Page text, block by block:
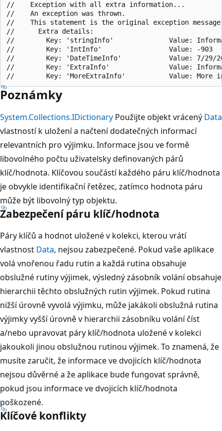
//    Exception with all extra information...
//    An exception was thrown.
//    This statement is the original exception
//      Extra details:
//        Key: 'stringInfo'              Value:
//        Key: 'IntInfo'                 Value: -903
//        Key: 'DateTimeInfo'            Value: 7/29/
//        Key: 'ExtraInfo'               Value:
Poznámky
System.Collections.IDictionary Použijte objekt vrácený Data
vlastností k uložení a načtení dodatečných informací
relevantních pro výjimku. Informace jsou ve formě
libovolného počtu uživatelsky definovaných párů
klíč/hodnota. Klíčovou součástí každého páru klíč/hodnota
je obvykle identifikační řetězec, zatímco hodnota páru
může být libovolný typ objektu.
Zabezpečení páru klíč/hodnota
Páry klíčů a hodnot uložené v kolekci, kterou vrátí
vlastnost Data, nejsou zabezpečené. Pokud vaše aplikace
volá vnořenou řadu rutin a každá rutina obsahuje
obslužné rutiny výjimek, výsledný zásobník volání obsahuje
hierarchii těchto obslužných rutin výjimek. Pokud rutina
nižší úrovně vyvolá výjimku, může jakákoli obslužná rutina
výjimky vyšší úrovně v hierarchii zásobníku volání číst
a/nebo upravovat páry klíč/hodnota uložené v kolekci
jakoukoli jinou obslužnou rutinou výjimek. To znamená, že
musíte zaručit, že informace ve dvojicích klíč/hodnota
nejsou důvěrné a že aplikace bude fungovat správně,
pokud jsou informace ve dvojicích klíč/hodnota
poškozené.
Klíčové konflikty